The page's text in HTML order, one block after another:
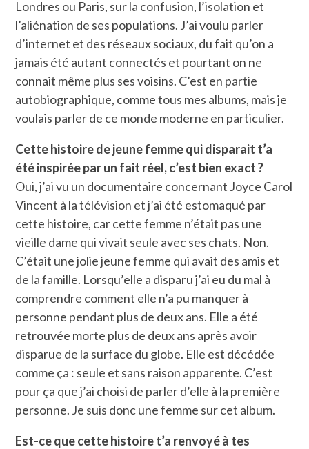
Londres ou Paris, sur la confusion, l’isolation et
l’aliénation de ses populations. J’ai voulu parler
d’internet et des réseaux sociaux, du fait qu’on a
jamais été autant connectés et pourtant on ne
connait même plus ses voisins. C’est en partie
autobiographique, comme tous mes albums, mais je
voulais parler de ce monde moderne en particulier.
Cette histoire de jeune femme qui disparait t’a
été inspirée par un fait réel, c’est bien exact ?
Oui, j’ai vu un documentaire concernant Joyce Carol
Vincent à la télévision et j’ai été estomaqué par
cette histoire, car cette femme n’était pas une
vieille dame qui vivait seule avec ses chats. Non.
C’était une jolie jeune femme qui avait des amis et
de la famille. Lorsqu’elle a disparu j’ai eu du mal à
comprendre comment elle n’a pu manquer à
personne pendant plus de deux ans. Elle a été
retrouvée morte plus de deux ans après avoir
disparue de la surface du globe. Elle est décédée
comme ça : seule et sans raison apparente. C’est
pour ça que j’ai choisi de parler d’elle à la première
personne. Je suis donc une femme sur cet album.
Est-ce que cette histoire t’a renvoyé à tes